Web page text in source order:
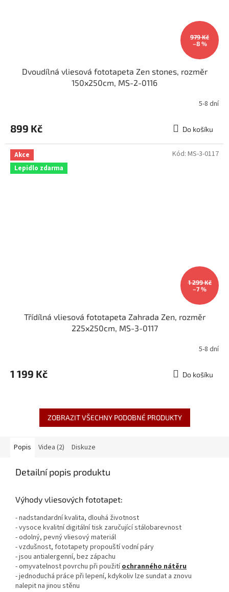
979 Kč
–8 %
Dvoudílná vliesová fototapeta Zen stones, rozměr
150x250cm, MS-2-0116
5-8 dní
899 Kč Do košíku
Akce
Lepidlo zdarma
1 299 Kč
–7 %
Třídílná vliesová fototapeta Zahrada Zen, rozměr
225x250cm, MS-3-0117
5-8 dní
1 199 Kč Do košíku
Kód: MS-3-0117
ZOBRAZIT VŠECHNY PODOBNÉ PRODUKTY
Popis Videa (2) Diskuze
Detailní popis produktu
Výhody vliesových fototapet:
- nadstandardní kvalita, dlouhá životnost
- vysoce kvalitní digitální tisk zaručující stálobarevnost
- odolný, pevný vliesový materiál
- vzdušnost, fototapety propouští vodní páry
- jsou antialergenní, bez zápachu
- omyvatelnost povrchu při použitíochranného nátěru
- jednoduchá práce při lepení, kdykoliv lze sundat a znovu
nalepit na jinou stěnu